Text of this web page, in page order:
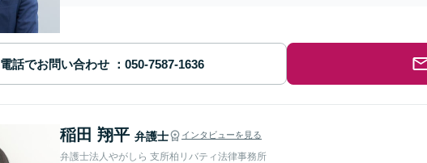
電話でお問い合わせ
稲田 翔平 弁護士 インタビューを見る
弁護士法人やがしら 支所柏リバティ法律事務所